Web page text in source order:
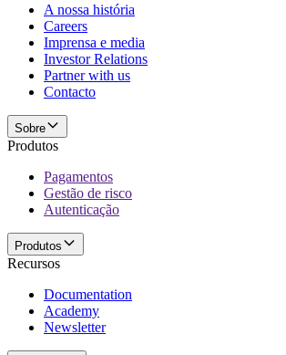
A nossa história
Careers
Imprensa e media
Investor Relations
Partner with us
Contacto
Sobre
Produtos
Pagamentos
Gestão de risco
Autenticação
Produtos
Recursos
Documentation
Academy
Newsletter